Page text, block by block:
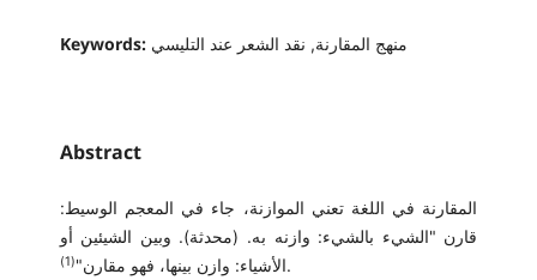
Keywords: منهج المقارنة, نقد الشعر عند التليسي
Abstract
المقارنة في اللغة تعني الموازنة، جاء في المعجم الوسيط:
قارن "الشيء بالشيء: وازنه به. (محدثة). وبين الشيئين أو
الأشياء: وازن بينها، فهو مقارن"(1) .